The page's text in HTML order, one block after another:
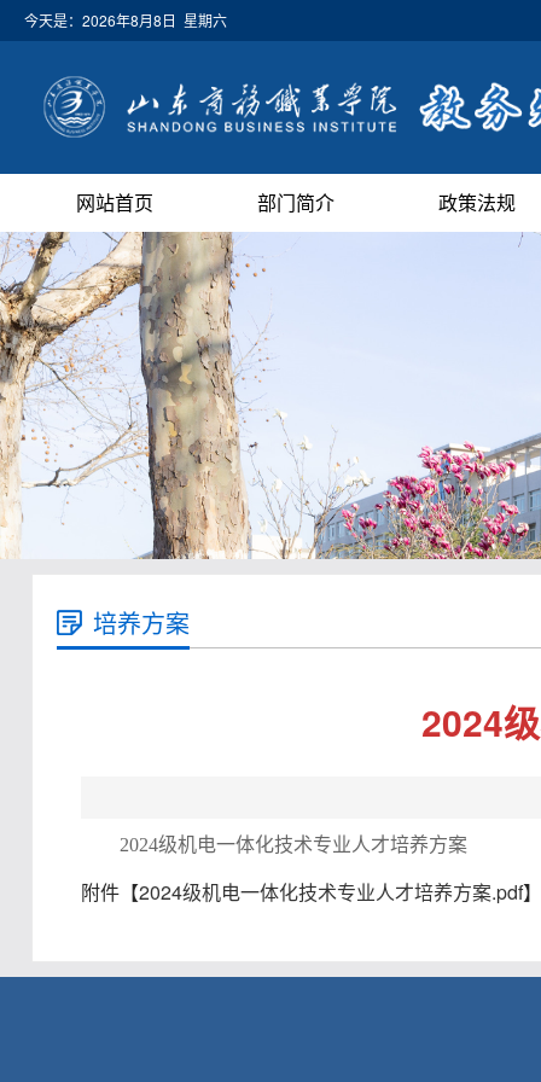
今天是： 2026年8月8日 星期六
网站首页 部门简介 政策法规
培养方案
2024
2024级机电一体化技术专业人才培养方案
附件【2024级机电一体化技术专业人才培养方案.pdf